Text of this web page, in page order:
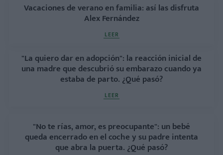
Vacaciones de verano en familia: así las disfruta
Alex Fernández
LEER
"La quiero dar en adopción": la reacción inicial de
una madre que descubrió su embarazo cuando ya
estaba de parto. ¿Qué pasó?
LEER
"No te rías, amor, es preocupante": un bebé
queda encerrado en el coche y su padre intenta
que abra la puerta. ¿Qué pasó?